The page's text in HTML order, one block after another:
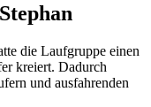
die Laufgruppe einen
kreiert. Dadurch
und ausfahrenden